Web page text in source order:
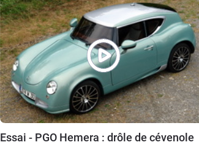
Essai - PGO Hemera : drôle de cévenole